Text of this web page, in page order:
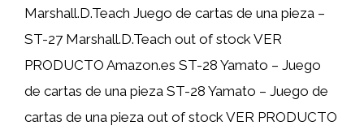
Marshall.D.Teach Juego de cartas de una pieza –
ST-27 Marshall.D.Teach out of stock VER
PRODUCTO Amazon.es ST-28 Yamato – Juego
de cartas de una pieza ST-28 Yamato – Juego de
cartas de una pieza out of stock VER PRODUCTO